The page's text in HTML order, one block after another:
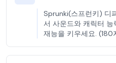
Sprunki(스프런키) 디
서 사운드와 캐릭터
재능을 키우세요. (180